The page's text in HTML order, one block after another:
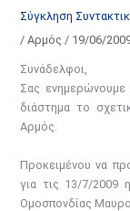
Σύγκληση
/ Αρμός / 19/06/
Συνάδελφοι,
Σας
διάστημα το
Αρμός.
Προκειμένου να
για τις 13/7/2009
Ομοσπονδίας
α
ν
α
ρ
τ
ή
σ
ε
ω
ε
ς
ά
ρ
θ
ρ
ω
ν